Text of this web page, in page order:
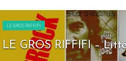
LE GROS RIFFIFI
LE GROS RIFFIFI –